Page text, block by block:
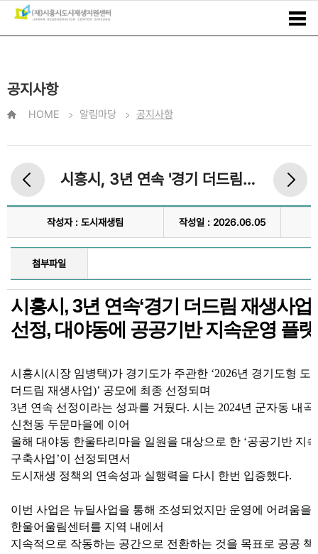
공지사항
HOME 알림마당 공지사항
시흥시, 3년 연속 '경기 더드림 재생사업' 공모선정
작성자 : 도시재생팀 작성일 : 2026.06.05
첨부파일
시흥시 , 3년 연속‘경기 더드림 재생사업
선정, 대야동에 공공기반 지속운영 플
시흥시 (시장 임병택)가 경기도가 주관한 ‘2026년 경기도형 도
더드림 재생사업)’ 공모에 최종 선정되며
3년 연속 선정이라는 성과를 거뒀다. 시는 2024년 군자동 내곡
신천동 두문마을에 이어
올해 대야동 한울타리마을 일원을 대상으로 한 ‘공공기반 지
구축사업’이 선정되면서
도시재생 정책의 연속성과 실행력을 다시 한번 입증했다.
이번 사업은 뉴딜사업을 통해 조성되었지만 운영에 어려움을
한울어울림센터를 지역 내에서
지속적으로 작동하는 공간으로 전환하는 것을 목표로 공공 책